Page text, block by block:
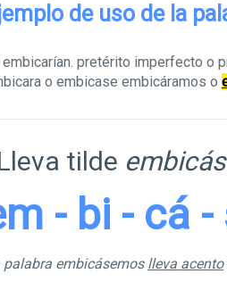
de uso de la
embicarían. pretérito imperfecto o
o embicase embicáramos o
tilde
- bi - cá
palabra embicásemos lleva acento